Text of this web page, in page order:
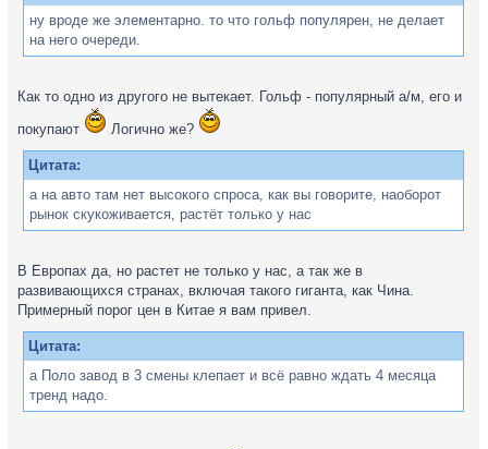
ну вроде же элементарно. то что гольф популярен, не делает
на него очереди.
Как то одно из другого не вытекает. Гольф - популярный а/м, его и
покупают
Логично же?
Цитата:
а на авто там нет высокого спроса, как вы говорите, наоборот
рынок скукоживается, растёт только у нас
В Европах да, но растет не только у нас, а так же в
развивающихся странах, включая такого гиганта, как Чина.
Примерный порог цен в Китае я вам привел.
Цитата:
а Поло завод в 3 смены клепает и всё равно ждать 4 месяца
тренд надо.